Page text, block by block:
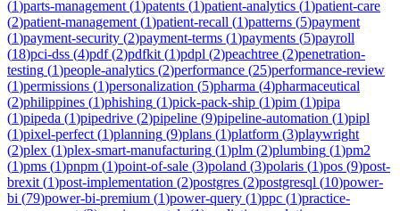
(1)parts-management (1)patents (1)patient-analytics (1)patient-care
(2)patient-management (1)patient-recall (1)patterns (5)payment
(1)payment-security (2)payment-terms (1)payments (5)payroll
(18)pci-dss (4)pdf(2)pdfkit (1)pdpl (2)peachtree (2)penetration-
testing (1)people-analytics (2)performance (25)performance-review
(1)permissions (1)personalization (5)pharma (4)pharmaceutical
(2)philippines (1)phishing (1)pick-pack-ship (1)pim (1)pipa
(1)pipeda (1)pipedrive (2)pipeline (9)pipeline-automation (1)pipl
(1)pixel-perfect (1)planning (9)plans (1)platform (3)playwright
(2)plex (1)plex-smart-manufacturing (1)plm (2)plumbing (1)pm2
(1)pms (1)pnpm (1)point-of-sale (3)poland (3)polaris (1)pos (9)post-
brexit (1)post-implementation (2)postgres (2)postgresql (10)power-
bi (79)power-bi-premium (1)power-query (1)ppc (1)practice-